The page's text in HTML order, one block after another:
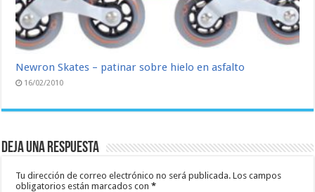
Newron Skates – patinar sobre hielo en asfalto
16/02/2010
Deja una respuesta
Tu dirección de correo electrónico no será publicada. Los campos
obligatorios están marcados con*